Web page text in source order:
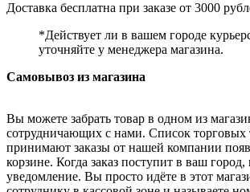
Доставка бесплатна при заказе от 3000
*Действует ли в вашем городе
уточняйте у менеджера магазина.
Самовывоз из магазина
Вы можете забрать товар в одном из
сотрудничающих с нами. Список торговых
принимают заказы от нашей компании
корзине. Когда заказ поступит в ваш
уведомление. Вы просто идёте в этот